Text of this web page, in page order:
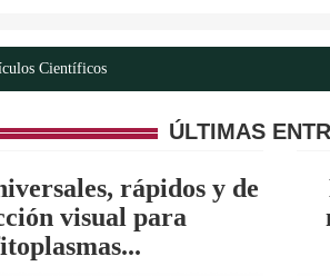
Científicos
ÚLTIMAS
rápidos y de
visual para